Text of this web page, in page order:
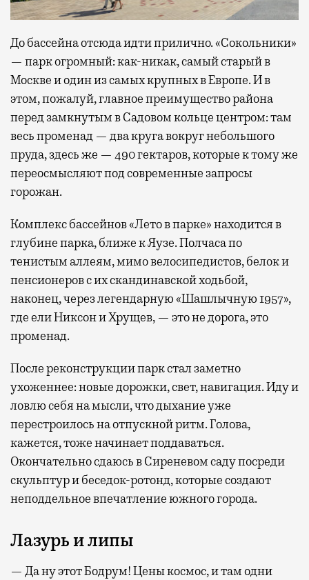
До бассейна отсюда идти прилично. «Сокольники»
— парк огромный: как-никак, самый старый в
Москве и один из самых крупных в Европе. И в
этом, пожалуй, главное преимущество района
перед замкнутым в Садовом кольце центром: там
весь променад — два круга вокруг небольшого
пруда, здесь же — 490 гектаров, которые к тому же
переосмысляют под современные запросы
горожан.
Комплекс бассейнов «Лето в парке» находится в
глубине парка, ближе к Яузе. Полчаса по
тенистым аллеям, мимо велосипедистов, белок и
пенсионеров с их скандинавской ходьбой,
наконец, через легендарную «Шашлычную 1957»,
где ели Никсон и Хрущев, — это не дорога, это
променад.
После реконструкции парк стал заметно
ухоженнее: новые дорожки, свет, навигация. Иду и
ловлю себя на мысли, что дыхание уже
перестроилось на отпускной ритм. Голова,
кажется, тоже начинает поддаваться.
Окончательно сдаюсь в Сиреневом саду посреди
скульптур и беседок-ротонд, которые создают
неподдельное впечатление южного города.
Лазурь и липы
— Да ну этот Бодрум! Цены космос, и там одни